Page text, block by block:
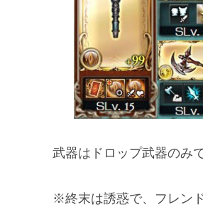
武器はドロップ武器のみ
※終末は誘惑で、フレン